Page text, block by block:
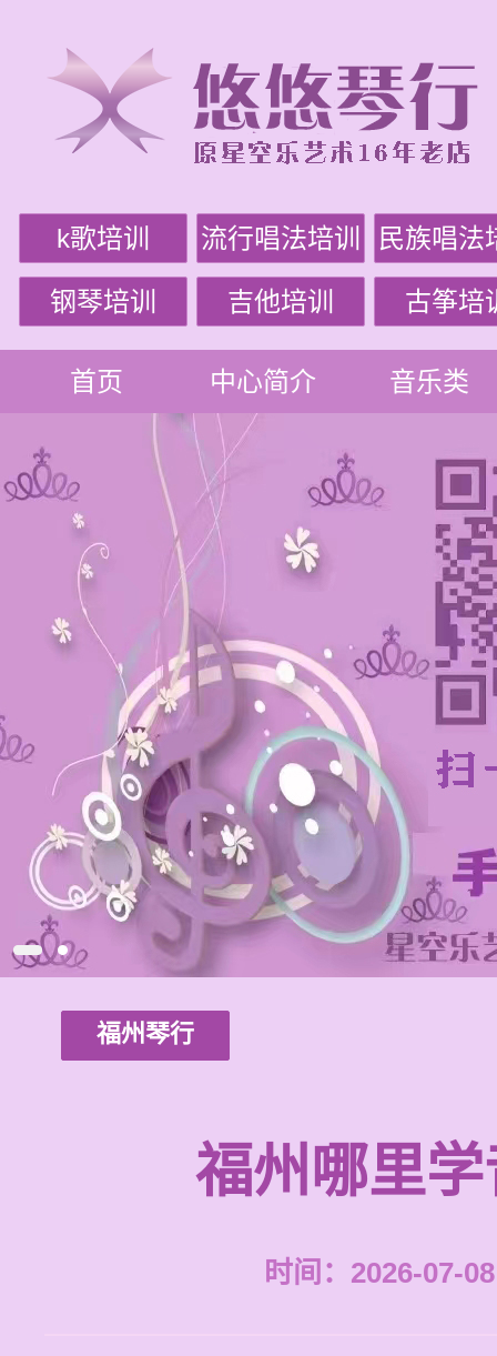
k歌培训 流行唱法培训 民族唱法
钢琴培训 吉他培训 古筝培
首页 中心简介 音乐类
福州琴行
福州哪里
时间：2026-07-